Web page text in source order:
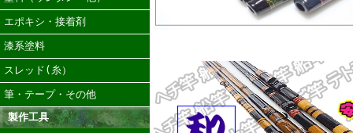
エポキシ・接着剤
漆系塗料
スレッド(糸）
筆・テープ・その他
製作工具